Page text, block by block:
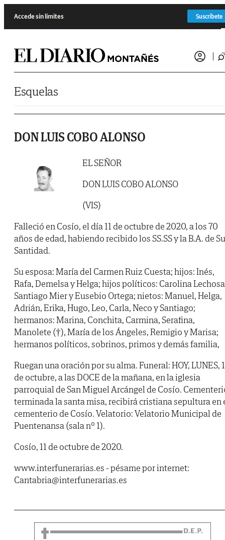
Accede sin límites Suscríbete
Esquelas
DON LUIS COBO ALONSO
EL SEÑOR
DON LUIS COBO ALONSO
(VIS)
Falleció en Cosío, el día 11 de octubre de 2020, a los 70
años de edad, habiendo recibido los SS.SS y la B.A. de Su
Santidad.
Su esposa: María del Carmen Ruiz Cuesta; hijos: Inés,
Rafa, Demelsa y Helga; hijos políticos: Carolina
Santiago Mier y Eusebio Ortega; nietos: Manuel, Helga,
Adrián, Erika, Hugo, Leo, Carla, Neco y Santiago;
hermanos: Marina, Conchita, Carmina, Serafina,
Manolete (†), María de los Ángeles, Remigio y Marisa;
hermanos políticos, sobrinos, primos y demás familia,
Ruegan una oración por su alma. Funeral: HOY, LUNES,
de octubre, a las DOCE de la mañana, en la iglesia
parroquial de San Miguel Arcángel de Cosío.
terminada la santa misa, recibirá cristiana sepultura en
cementerio de Cosío. Velatorio: Velatorio Municipal de
Puentenansa (sala nº 1).
Cosío, 11 de octubre de 2020.
www.interfunerarias.es - pésame por internet:
Cantabria@interfunerarias.es